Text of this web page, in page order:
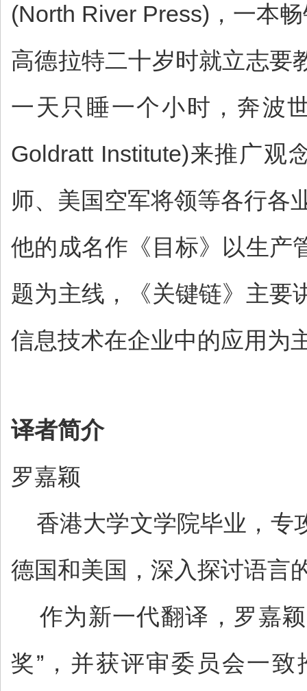
(North River Press)，一本
高德拉特二十岁时就立志要
一天只睡一个小时，奔波
Goldratt Institute)来推广观
师、美国空军将领等各行各
他的成名作《目标》以生产
题为主线，《关键链》主要
信息技术在企业中的应用为
译者简介
罗嘉颖
香港大学文学院毕业，专
德国和美国，深入探讨语言
作为新一代翻译，罗嘉颖
奖”，并获评审委员会一